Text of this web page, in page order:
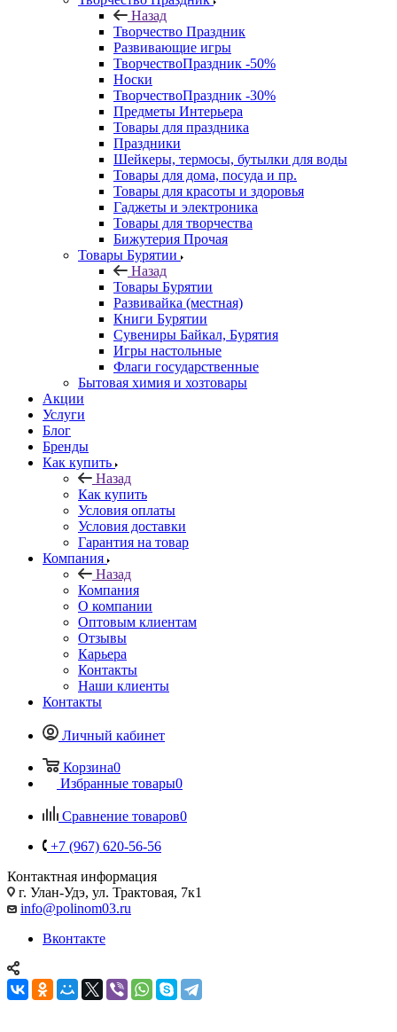
Назад
Творчество Праздник
Развивающие игры
ТворчествоПраздник -50%
Носки
ТворчествоПраздник -30%
Предметы Интерьера
Товары для праздника
Праздники
Шейкеры, термосы, бутылки для воды
Товары для дома, посуда и пр.
Товары для красоты и здоровья
Гаджеты и электроника
Товары для творчества
Бижутерия Прочая
Товары Бурятии
Назад
Товары Бурятии
Развивайка (местная)
Книги Бурятии
Сувениры Байкал, Бурятия
Игры настольные
Флаги государственные
Бытовая химия и хозтовары
Акции
Услуги
Блог
Бренды
Как купить
Назад
Как купить
Условия оплаты
Условия доставки
Гарантия на товар
Компания
Назад
Компания
О компании
Оптовым клиентам
Отзывы
Карьера
Контакты
Наши клиенты
Контакты
Личный кабинет
Корзина0
Избранные товары0
Сравнение товаров0
+7 (967) 620-56-56
Контактная информация
г. Улан-Удэ, ул. Трактовая, 7к1
info@polinom03.ru
Вконтакте